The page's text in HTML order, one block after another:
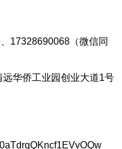
17328690068（微信同
华侨工业园创业大道1号